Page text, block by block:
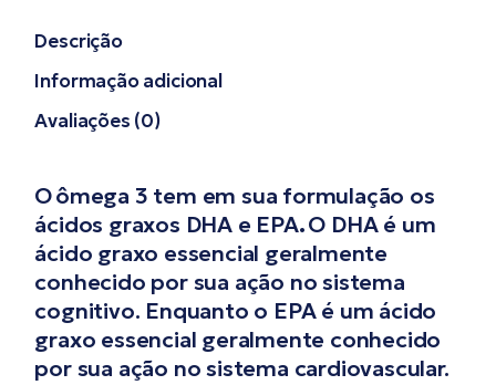
Descrição
Informação adicional
Avaliações (0)
Oômega 3 tem em sua formulação os
ácidos graxos DHA e EPA.O DHA é um
ácido graxo essencial geralmente
conhecido por sua ação no sistema
cognitivo. Enquanto o EPA é um ácido
graxo essencial geralmente conhecido
por sua ação no sistema cardiovascular.